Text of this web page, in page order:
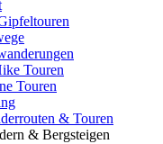
Touren
Touren
& Touren
& Bergsteigen